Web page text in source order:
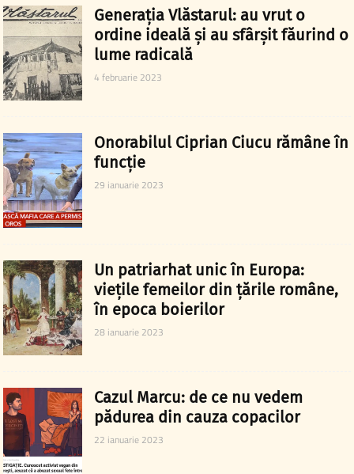
Generația Vlăstarul: au vrut o
ordine ideală și au sfârșit făurind o
lume radicală
4 februarie 2023
Onorabilul Ciprian Ciucu rămâne în
funcție
29 ianuarie 2023
Un patriarhat unic în Europa:
viețile femeilor din țările române,
în epoca boierilor
28 ianuarie 2023
Cazul Marcu: de ce nu vedem
pădurea din cauza copacilor
22 ianuarie 2023